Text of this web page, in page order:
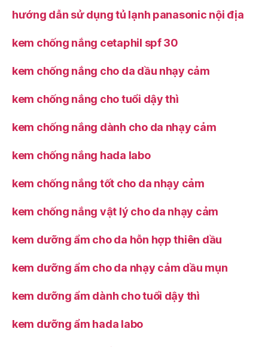
hướng dẫn sử dụng tủ lạnh panasonic nội địa
kem chống nắng cetaphil spf 30
kem chống nắng cho da dầu nhạy cảm
kem chống nắng cho tuổi dậy thì
kem chống nắng dành cho da nhạy cảm
kem chống nắng hada labo
kem chống nắng tốt cho da nhạy cảm
kem chống nắng vật lý cho da nhạy cảm
kem dưỡng ẩm cho da hỗn hợp thiên dầu
kem dưỡng ẩm cho da nhạy cảm dầu mụn
kem dưỡng ẩm dành cho tuổi dậy thì
kem dưỡng ẩm hada labo